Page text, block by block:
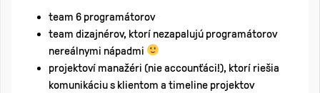
team 6 programátorov
team dizajnérov, ktorí nezapalujú programátorov
nereálnymi nápadmi
projektoví manažéri (nie accounťáci!), ktorí riešia
komunikáciu s klientom a timeline projektov